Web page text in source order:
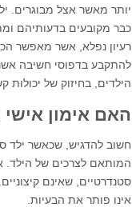
יותר מאשר אצל מבוגרים.
כבר מקובעים בדעותיהם
רעיון נפלא, אשר מאפשר
להתקבע בדפוסי חשיבה
הילדים, בחיזוק של יכולות
האם אימון
חשוב להדגיש, שכאשר ילד
המותאם לצרכים של הילד.
סטנדרטיים, שאינם
אינו פותר את הבעיות.